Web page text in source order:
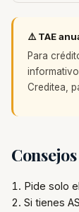
⚠️ TAE
Para
Creditea,
Pide solo
Si tienes